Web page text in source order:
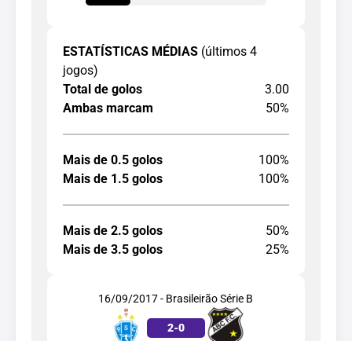
ESTATÍSTICAS MÉDIAS (últimos 4
jogos)
Total de golos
3.00
Ambas marcam
50%
Mais de 0.5 golos
100%
Mais de 1.5 golos
100%
Mais de 2.5 golos
50%
Mais de 3.5 golos
25%
16/09/2017 - Brasileirão Série B
2-0